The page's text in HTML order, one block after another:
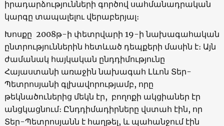
իրադարձությունների գործով սահմանադրական
կարգը տապալելու վերաբերյալ։
Խոսքը 2008թ-ի փետրվարի 19-ի նախագահական
ընտրություններին հետևած դեպքերի մասին է։ Այն
ժամանակ հայկական ընդդիմությունը
Հայաստանի առաջին նախագահ Լևոն Տեր-
Պետրոսյանի գլխավորությամբ, որը
թեկնածուներից մեկն էր, բողոքի ակցիաներ էր
անցկացնում։ Ընդդիմադիրները վստահ էին, որ
Տեր-Պետրոսյանն է հաղթել, և պահանջում էին